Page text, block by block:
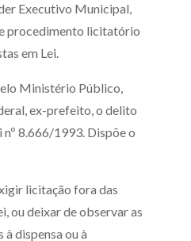
Fácil IA
Play
por Escrito
Zênite
Online
presenciais
Executivo Municipal,
procedimento licitatório
em Lei.
Ministério Público,
ex-prefeito, o delito
8.666/1993. Dispõe o
licitação fora das
ou deixar de observar as
dispensa ou à